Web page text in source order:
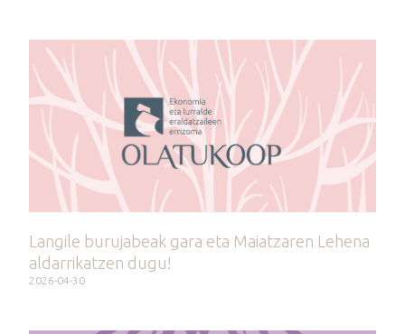
Langile burujabeak gara eta Maiatzaren Lehena
aldarrikatzen dugu!
2026-04-30